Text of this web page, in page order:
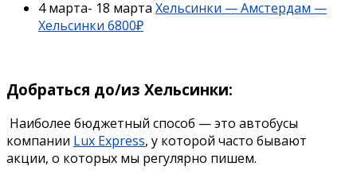
4 марта- 18 марта Хельсинки — Амстердам —
Хельсинки 6800₽
Добраться до/из Хельсинки:
Наиболее бюджетный способ — это автобусы
компании Lux Express, у которой часто бывают
акции, о которых мы регулярно пишем.